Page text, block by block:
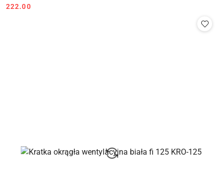
Cena:
Cena:
222.00